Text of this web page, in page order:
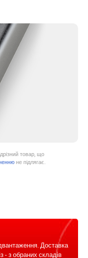
товар, що
не підлягає.
Доставка
- з обраних складів